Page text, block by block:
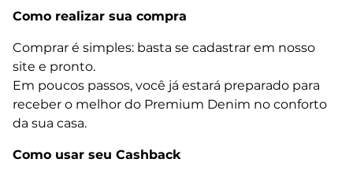
Como realizar sua compra
Comprar é simples: basta se cadastrar em nosso
site e pronto.
Em poucos passos, você já estará preparado para
receber o melhor do Premium Denim no conforto
da sua casa.
Como usar seu Cashback